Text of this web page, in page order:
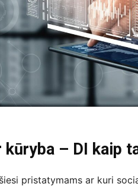
kūryba – DI kaip
pristatymams ar kuri